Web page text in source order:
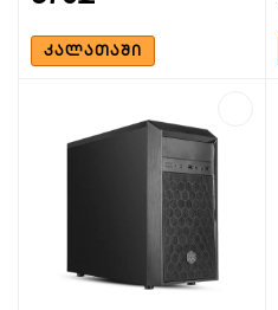
ᲙᲐᲚᲐᲗᲐᲨᲘ